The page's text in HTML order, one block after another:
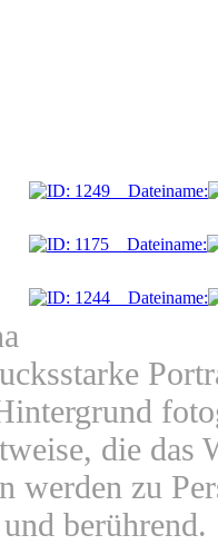
die das
werden zu
berührend.